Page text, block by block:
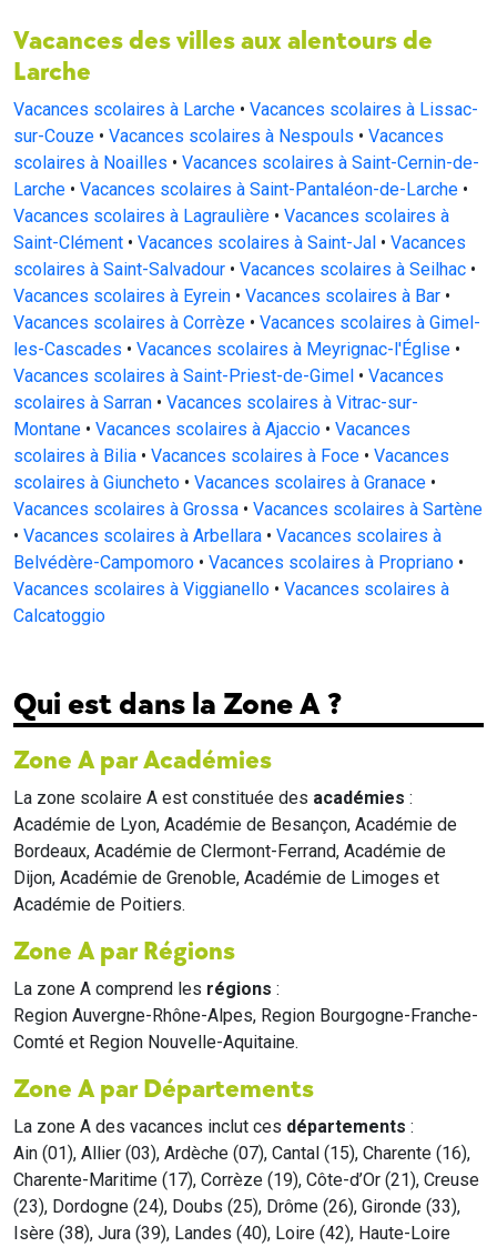
Vacances des villes aux alentours de
Larche
Vacances scolaires à Larche • Vacances scolaires à Lissac-
sur-Couze • Vacances scolaires à Nespouls • Vacances
scolaires à Noailles • Vacances scolaires à Saint-Cernin-de-
Larche • Vacances scolaires à Saint-Pantaléon-de-Larche •
Vacances scolaires à Lagraulière • Vacances scolaires à
Saint-Clément • Vacances scolaires à Saint-Jal • Vacances
scolaires à Saint-Salvadour • Vacances scolaires à Seilhac •
Vacances scolaires à Eyrein • Vacances scolaires à Bar •
Vacances scolaires à Corrèze • Vacances scolaires à Gimel-
les-Cascades • Vacances scolaires à Meyrignac-l'Église •
Vacances scolaires à Saint-Priest-de-Gimel • Vacances
scolaires à Sarran • Vacances scolaires à Vitrac-sur-
Montane • Vacances scolaires à Ajaccio • Vacances
scolaires à Bilia • Vacances scolaires à Foce • Vacances
scolaires à Giuncheto • Vacances scolaires à Granace •
Vacances scolaires à Grossa • Vacances scolaires à Sartène
• Vacances scolaires à Arbellara • Vacances scolaires à
Belvédère-Campomoro • Vacances scolaires à Propriano •
Vacances scolaires à Viggianello • Vacances scolaires à
Calcatoggio
Qui est dans la Zone A ?
Zone A par Académies
La zone scolaire A est constituée des académies :
Académie de Lyon, Académie de Besançon, Académie de
Bordeaux, Académie de Clermont-Ferrand, Académie de
Dijon, Académie de Grenoble, Académie de Limoges et
Académie de Poitiers.
Zone A par Régions
La zone A comprend les régions :
Region Auvergne-Rhône-Alpes, Region Bourgogne-Franche-
Comté et Region Nouvelle-Aquitaine.
Zone A par Départements
La zone A des vacances inclut ces départements :
Ain (01), Allier (03), Ardèche (07), Cantal (15), Charente (16),
Charente-Maritime (17), Corrèze (19), Côte-d’Or (21), Creuse
(23), Dordogne (24), Doubs (25), Drôme (26), Gironde (33),
Isère (38), Jura (39), Landes (40), Loire (42), Haute-Loire